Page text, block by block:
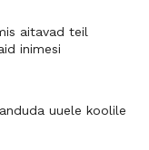
aitavad teil
inimesi
uuele koolile